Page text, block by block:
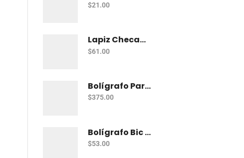
$21.00
Lapiz Checador Pelikan Rojo Carmin C/10
$61.00
Bolígrafo Parker Jotter Kensington Ct Bp
$375.00
Bolígrafo Bic Cristal Fashion Con 15 Punto Grueso (1.2 Mm)
$53.00